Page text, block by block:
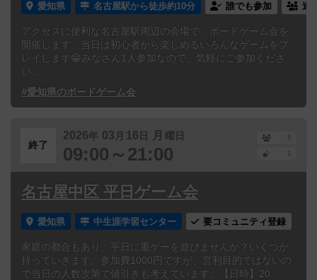
愛知県 名古屋駅から徒歩約10分 誰でも参加 連
アクセスに便利な名古屋駅周辺の会場で、ボードゲーム会を
開催します。当日は初心者から楽しめるいろんなゲームをプ
レイします😁みなさん1人参加なので、気軽にご参加くださ
い...
#愛知県のボードゲーム会
終了
2026年 03 月 16 日 月 曜日
09:00～21:00
5
1
名古屋中区 平日ゲーム会
愛知県 中生涯学習センター 要コミュニティ登録
家庭の都合もあり、平日に重ゲーを遊びませんか？いくつか
持っていきます。参加費1000円ですが、営利目的ではないの
で当日の人数次第で値引きも考えています。【日時】20...